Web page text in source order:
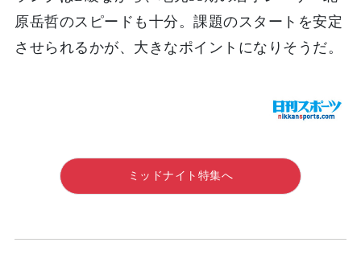
原岳哲のスピードも十分。課題のスタートを安定
させられるかが、大きなポイントになりそうだ。
ミッドナイト特集へ